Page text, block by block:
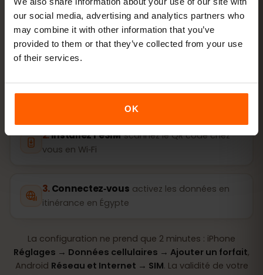
our social media, advertising and analytics partners who
may combine it with other information that you’ve
provided to them or that they’ve collected from your use
of their services.
OK
physique.
Achetez un forfait QR code aussitôt par
e‑mail
Installez l’eSIM scannez le QR code chez
vous en Wi‑Fi
Connectez‑vous activez les données en
itinérance en Égypte
La configuration ne prend que 2 minutes : iPhone
Réglages → Données cellulaires → Ajouter un forfait,
Android Réseau et Internet → SIM. La validité de votre